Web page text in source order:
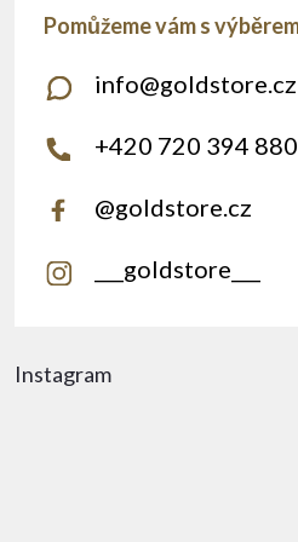
Instagram
info@goldstore.cz
+420 720 394 880
@goldstore.cz
___goldstore___